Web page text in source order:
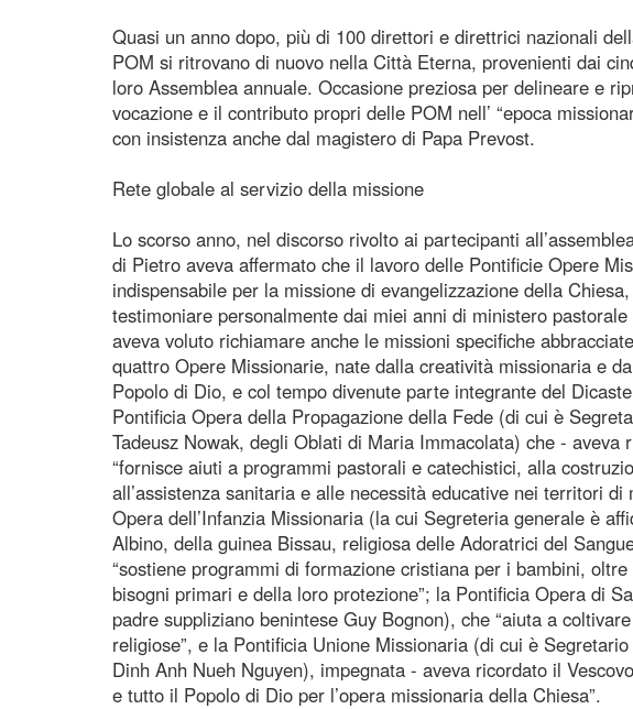
Quasi un anno dopo, più di 100 direttori e direttrici nazionali
POM si ritrovano di nuovo nella Città Eterna, provenienti dai
loro Assemblea annuale. Occasione preziosa per delineare e
vocazione e il contributo propri delle POM nell’ “epoca
con insistenza anche dal magistero di Papa Prevost.
Rete globale al servizio della missione
Lo scorso anno, nel discorso rivolto ai partecipanti
di Pietro aveva affermato che il lavoro delle Pontificie Opere
indispensabile per la missione di evangelizzazione della
testimoniare personalmente dai miei anni di ministero pastorale
aveva voluto richiamare anche le missioni specifiche
quattro Opere Missionarie, nate dalla creatività missionaria e
Popolo di Dio, e col tempo divenute parte integrante del
Pontificia Opera della Propagazione della Fede (di cui è
Tadeusz Nowak, degli Oblati di Maria Immacolata) che - aveva
“fornisce aiuti a programmi pastorali e catechistici, alla
all’assistenza sanitaria e alle necessità educative nei territori di
Opera dell’Infanzia Missionaria (la cui Segreteria generale è
Albino, della guinea Bissau, religiosa delle Adoratrici del
“sostiene programmi di formazione cristiana per i bambini,
bisogni primari e della loro protezione”; la Pontificia Opera di
padre suppliziano benintese Guy Bognon), che “aiuta a
religiose”, e la Pontificia Unione Missionaria (di cui è
Dinh Anh Nueh Nguyen), impegnata - aveva ricordato il
e tutto il Popolo di Dio per l’opera missionaria della Chiesa”.